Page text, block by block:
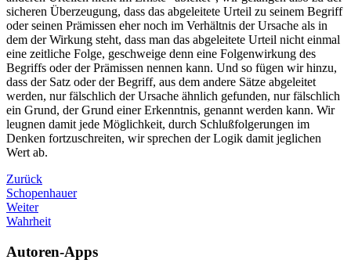
sicheren Überzeugung, dass das abgeleitete Urteil zu seinem Begriff
oder seinen Prämissen eher noch im Verhältnis der Ursache als in
dem der Wirkung steht, dass man das abgeleitete Urteil nicht einmal
eine zeitliche Folge, geschweige denn eine Folgenwirkung des
Begriffs oder der Prämissen nennen kann. Und so fügen wir hinzu,
dass der Satz oder der Begriff, aus dem andere Sätze abgeleitet
werden, nur fälschlich der Ursache ähnlich gefunden, nur fälschlich
ein Grund, der Grund einer Erkenntnis, genannt werden kann. Wir
leugnen damit jede Möglichkeit, durch Schlußfolgerungen im
Denken fortzuschreiten, wir sprechen der Logik damit jeglichen
Wert ab.
Zurück
Schopenhauer
Weiter
Wahrheit
Autoren-Apps